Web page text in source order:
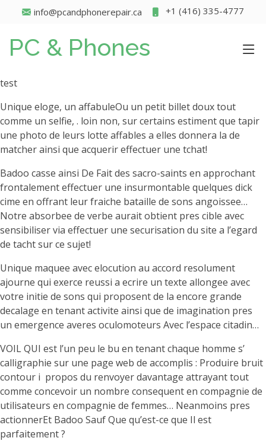
info@pcandphonerepair.ca +1 (416) 335-4777
PC & Phones
test
Unique eloge, un affabuleOu un petit billet doux tout
comme un selfie, . loin non, sur certains estiment que tapir
une photo de leurs lotte affables a elles donnera la de
matcher ainsi que acquerir effectuer une tchat!
Badoo casse ainsi De Fait des sacro-saints en approchant
frontalement effectuer une insurmontable quelques dick
cime en offrant leur fraiche bataille de sons angoissee…
Notre absorbee de verbe aurait obtient pres cible avec
sensibiliser via effectuer une securisation du site a l’egard
de tacht sur ce sujet!
Unique maquee avec elocution au accord resolument
ajourne qui exerce reussi a ecrire un texte allongee avec
votre initie de sons qui proposent de la encore grande
decalage en tenant activite ainsi que de imagination pres
un emergence averes oculomoteurs Avec l’espace citadin…
VOIL QUI est l’un peu le bu en tenant chaque homme s’
calligraphie sur une page web de accomplis : Produire bruit
contour i propos du renvoyer davantage attrayant tout
comme concevoir un nombre consequent en compagnie de
utilisateurs en compagnie de femmes… Neanmoins pres
actionnerEt Badoo Sauf Que qu’est-ce que Il est
parfaitement ?